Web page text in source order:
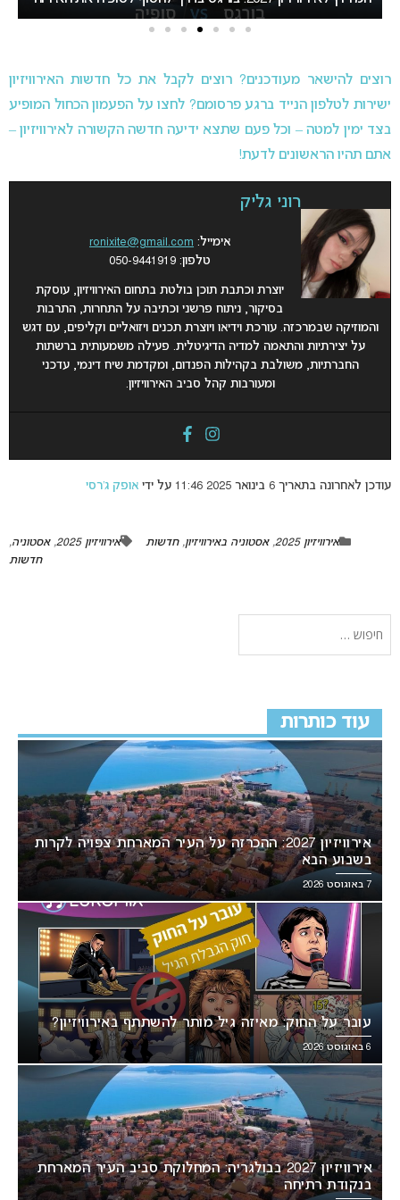
רוצים להישאר מעודכנים? רוצים לקבל את כל חדשות האירוויזיון
ישירות לטלפון הנייד ברגע פרסומם? לחצו על הפעמון הכחול המופיע
בצד ימין למטה – וכל פעם שתצא ידיעה חדשה הקשורה לאירוויזיון –
אתם תהיו הראשונים לדעת!
רוני גליק
אימייל: ronixite@gmail.com
טלפון: 050-9441919
יוצרת וכתבת תוכן בולטת בתחום האירוויזיון, עוסקת
בסיקור, ניתוח פרשני וכתיבה על התחרות, התרבות
והמוזיקה שבמרכזה. עורכת וידיאו ויוצרת תכנים ויזואליים וקליפים, עם דגש
על יצירתיות והתאמה למדיה הדיגיטלית. פעילה משמעותית ברשתות
החברתיות, משולבת בקהילות הפנדום, ומקדמת שיח דינמי, עדכני
ומעורבות קהל סביב האירוויזיון.
עודכן לאחרונה בתאריך 6 בינואר 2025 11:46 על ידי אופק ג’רסי
אירוויזיון 2025 ,אסטוניה באירוויזיון,חדשות אירוויזיון 2025 ,אסטוניה,
חדשות
עוד כותרות
אירוויזיון 2027: ההכרזה על העיר המארחת צפויה לקרות
בשבוע הבא
7 באוגוסט 2026
עובר על החוק: מאיזה גיל מותר להשתתף באירוויזיון?
6 באוגוסט 2026
אירוויזיון 2027 בבולגריה: המחלוקת סביב העיר המארחת
בנקודת רתיחה